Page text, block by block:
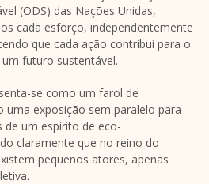
(ODS) das Nações Unidas,
cada esforço, independentemente
que cada ação contribui para o
futuro sustentável.
se como um farol de
uma exposição sem paralelo para
de um espírito de eco-
claramente que no reino do
pequenos atores, apenas